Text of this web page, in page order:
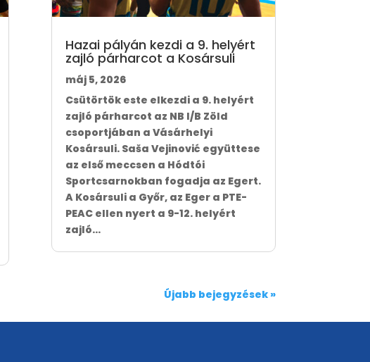
Hazai pályán kezdi a 9. helyért
zajló párharcot a Kosársuli
máj 5, 2026
Csütörtök este elkezdi a 9. helyért
zajló párharcot az NB I/B Zöld
csoportjában a Vásárhelyi
Kosársuli. Saša Vejinović együttese
az első meccsen a Hódtói
Sportcsarnokban fogadja az Egert.
A Kosársuli a Győr, az Eger a PTE-
PEAC ellen nyert a 9-12. helyért
zajló...
Újabb bejegyzések »